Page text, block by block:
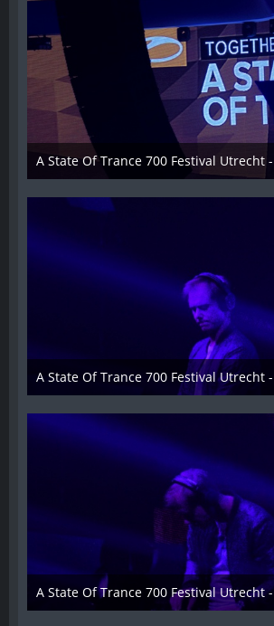
A State Of Trance 700 Festival Utrecht
26. Februar 2015
A State Of Trance 700 Festival Utrecht
26. Februar 2015
A State Of Trance 700 Festival Utrecht
26. Februar 2015